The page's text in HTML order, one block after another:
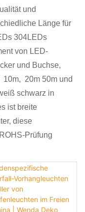
und
Länge für
304LEDs
von LED-
und Buchse,
10m, 20m 50m und
schwarz in
ist breite
diese
Prüfung